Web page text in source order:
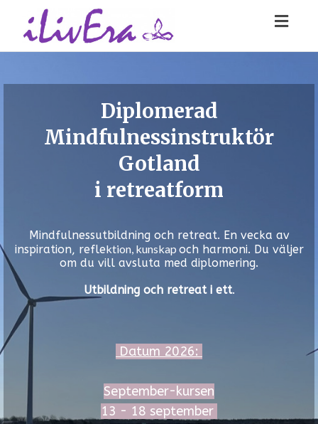
Diplomerad
Mindfulnessinstruktör
Gotland
i retreatform
Mindfulnessutbildning och retreat. En vecka av
inspiration, reflektion, kunskap och harmoni. Du väljer
om du vill avsluta med diplomering.
Utbildning och retreat i ett.
Datum 2026:
September-kursen
13 - 18 september